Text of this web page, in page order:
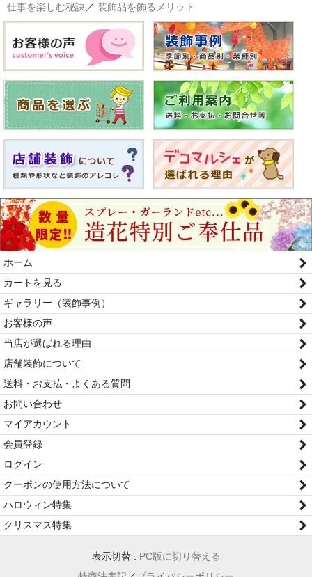
仕事を楽しむ秘訣／ 装飾品を飾るメリット
ホーム
カートを見る
ギャラリー（装飾事例）
お客様の声
当店が選ばれる理由
店舗装飾について
送料・お支払・よくある質問
お問い合わせ
マイアカウント
会員登録
ログイン
クーポンの使用方法について
ハロウィン特集
クリスマス特集
表示切替 : PC版に切り替える